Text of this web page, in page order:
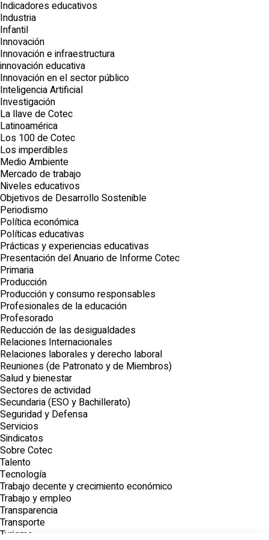
Indicadores educativos
Industria
Infantil
Innovación
Innovación e infraestructura
innovación educativa
Innovación en el sector público
Inteligencia Artificial
Investigación
La llave de Cotec
Latinoamérica
Los 100 de Cotec
Los imperdibles
Medio Ambiente
Mercado de trabajo
Niveles educativos
Objetivos de Desarrollo Sostenible
Periodismo
Política económica
Políticas educativas
Prácticas y experiencias educativas
Presentación del Anuario de Informe Cotec
Primaria
Producción
Producción y consumo responsables
Profesionales de la educación
Profesorado
Reducción de las desigualdades
Relaciones Internacionales
Relaciones laborales y derecho laboral
Reuniones (de Patronato y de Miembros)
Salud y bienestar
Sectores de actividad
Secundaria (ESO y Bachillerato)
Seguridad y Defensa
Servicios
Sindicatos
Sobre Cotec
Talento
Tecnología
Trabajo decente y crecimiento económico
Trabajo y empleo
Transparencia
Transporte
Turismo